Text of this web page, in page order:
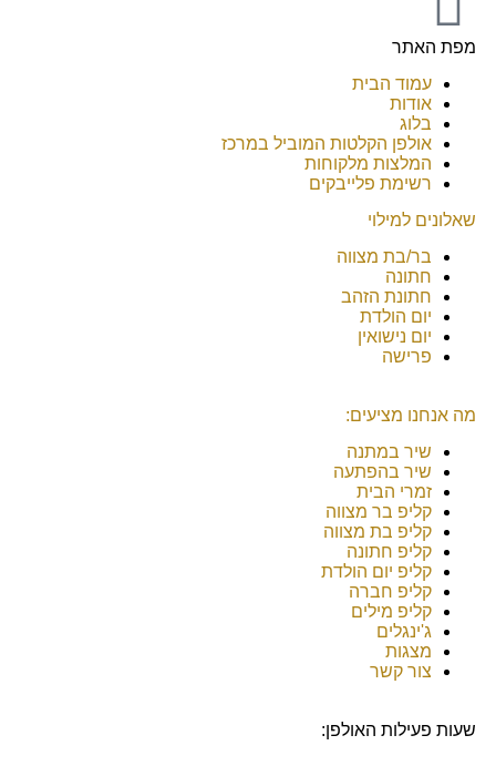
מפת האתר
עמוד הבית
אודות
בלוג
אולפן הקלטות המוביל במרכז
המלצות מלקוחות
רשימת פלייבקים
שאלונים למילוי
בר/בת מצווה
חתונה
חתונת הזהב
יום הולדת
יום נישואין
פרישה
מה אנחנו מציעים:
שיר במתנה
שיר בהפתעה
זמרי הבית
קליפ בר מצווה
קליפ בת מצווה
קליפ חתונה
קליפ יום הולדת
קליפ חברה
קליפ מילים
ג'ינגלים
מצגות
צור קשר
שעות פעילות האולפן: